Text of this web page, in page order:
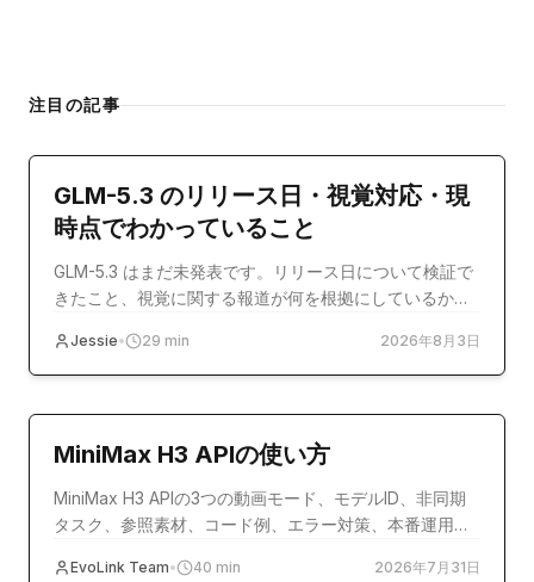
注目の記事
GLM-5.3 のリリース日・視覚対応・現
時点でわかっていること
GLM-5.3 はまだ未発表です。リリース日について検証で
きたこと、視覚に関する報道が何を根拠にしているか、
Jessie• 29 min 2026年8月3日
チュートリアル
MiniMax H3 APIの使い方
MiniMax H3 APIの3つの動画モード、モデルID、非同期
タスク、参照素材、コード例、エラー対策、本番運用を
EvoLink Team• 40 min 2026年7月31日